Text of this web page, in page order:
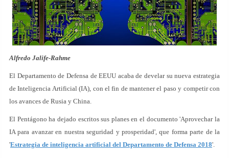
Alfredo Jalife-Rahme
El Departamento de Defensa de EEUU acaba de develar su nueva estrategia
de Inteligencia Artificial (IA), con el fin de mantener el paso y competir con
los avances de Rusia y China.
El Pentágono ha dejado escritos sus planes en el documento 'Aprovechar la
IA para avanzar en nuestra seguridad y prosperidad', que forma parte de la
'Estrategia de inteligencia artificial del Departamento de Defensa 2018'.